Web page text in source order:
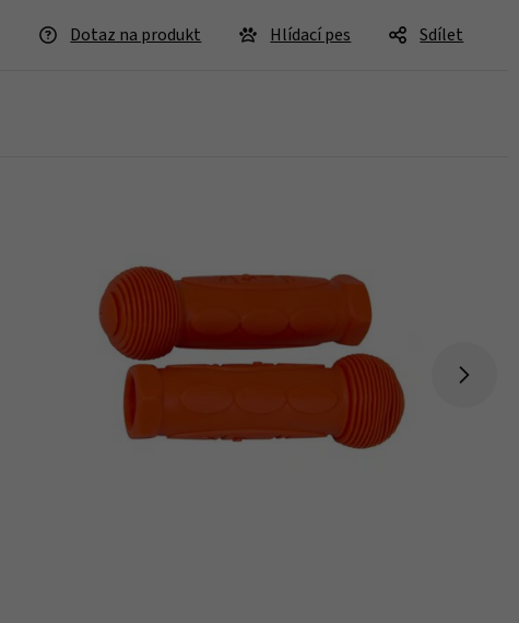
Dotaz na produkt Hlídací pes Sdílet